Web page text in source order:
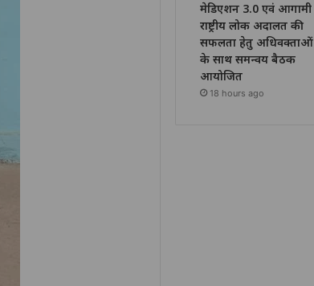
मेडिएशन 3.0 एवं आगामी
राष्ट्रीय लोक अदालत की
सफलता हेतु अधिवक्ताओं
के साथ समन्वय बैठक
आयोजित
18 hours ago